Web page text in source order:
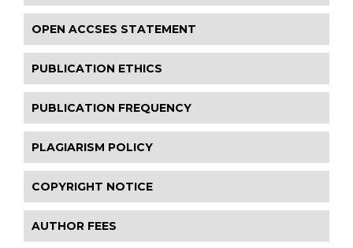
OPEN ACCSES STATEMENT
PUBLICATION ETHICS
PUBLICATION FREQUENCY
PLAGIARISM POLICY
COPYRIGHT NOTICE
AUTHOR FEES